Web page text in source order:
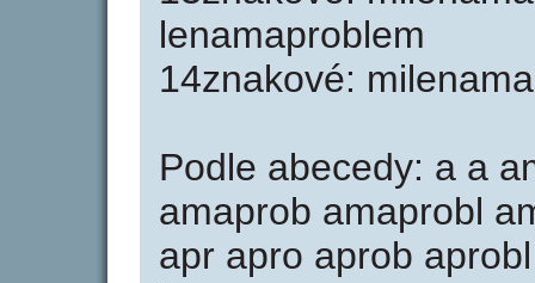
lenamaproblem
14znakové:
Podle abecedy: a a
amaprob amaprobl
apr apro aprob